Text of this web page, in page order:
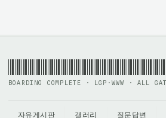
BOARDING COMPLETE · LGP·WWW · ALL
자유게시판 갤러리 질문답변